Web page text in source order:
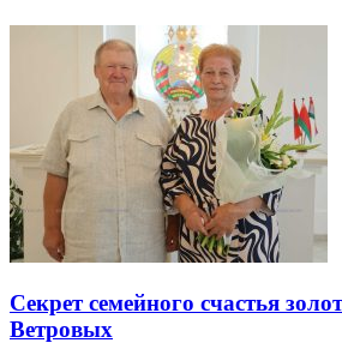
Секрет семейного счастья
Ветровых